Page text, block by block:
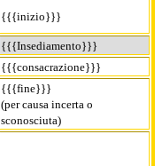
{{{inizio}}}
{{{Insediamento}}}
{{{consacrazione}}}
{{{fine}}}
(per causa incerta o
sconosciuta)